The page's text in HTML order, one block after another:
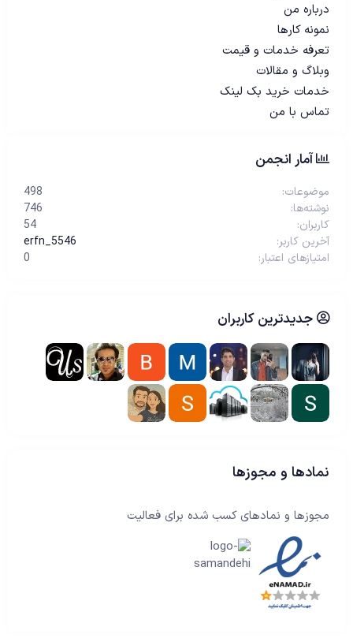
درباره من
نمونه کارها
تعرفه خدمات و قیمت
وبلاگ و مقالات
خدمات خرید بک لینک
تماس با من
آمار انجمن
موضوعات
498
نوشته‌ها
746
کاربران
54
آخرین کاربر
erfn_5546
امتیازهای اعتبار
0
جدیدترین کاربران
نمادها و مجوزها
مجوزها و نمادهای کسب شده برای فعالیت